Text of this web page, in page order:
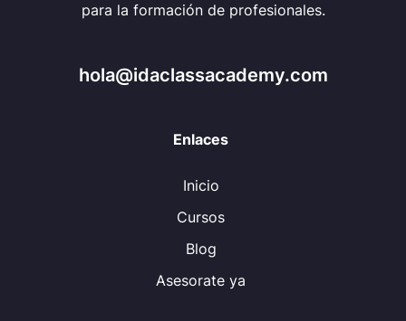
para la formación de profesionales.
hola@idaclassacademy.com
Enlaces
Inicio
Cursos
Blog
Asesorate ya